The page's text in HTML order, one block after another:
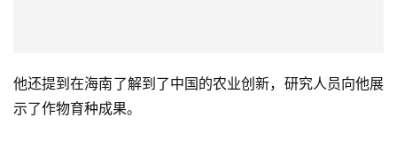
他还提到在海南了解到了中国的农业创新，研究人员向他展
示了作物育种成果。